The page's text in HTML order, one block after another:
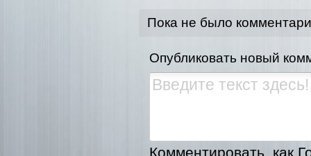
Пока не было
Опубликовать новый